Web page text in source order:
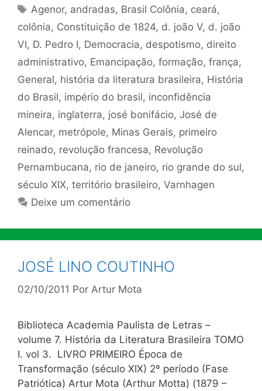
Tags
Agenor, andradas, Brasil Colônia, ceará,
colônia, Constituição de 1824, d. joão V, d. joão
VI, D. Pedro I, Democracia, despotismo, direito
administrativo, Emancipação, formação, frança,
General, história da literatura brasileira, História
do Brasil, império do brasil, inconfidência
mineira, inglaterra, josé bonifácio, José de
Alencar, metrópole, Minas Gerais, primeiro
reinado, revolução francesa, Revolução
Pernambucana, rio de janeiro, rio grande do sul,
século XIX, território brasileiro, Varnhagen
Deixe um comentário
JOSÉ LINO COUTINHO
02/10/2011 Por Artur Mota
Biblioteca Academia Paulista de Letras –
volume 7. História da Literatura Brasileira TOMO
I. vol 3. LIVRO PRIMEIRO Época de
Transformação (século XIX) 2º período (Fase
Patriótica) Artur Mota (Arthur Motta) (1879 –